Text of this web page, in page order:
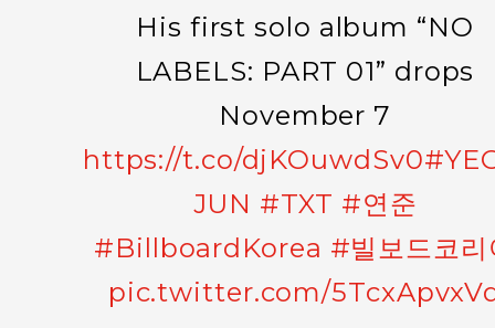
His first solo album “NO
LABELS: PART 01” drops
November 7
https://t.co/djKOuwdSv0
JUN #TXT #연준
#BillboardKorea #빌보드코리
pic.twitter.com/